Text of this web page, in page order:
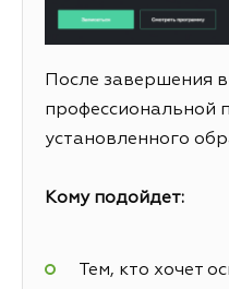
После завершения
профессиональной
установленного
Кому подойдет:
Тем, кто хочет